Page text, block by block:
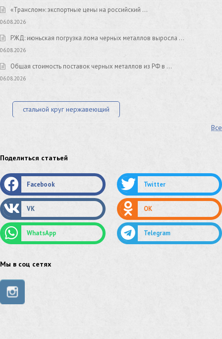
«Транслом»: экспортные цены на российский …
06.08.2026
РЖД: июньская погрузка лома черных металлов выросла …
06.08.2026
Общая стоимость поставок черных металлов из РФ в …
06.08.2026
стальной круг нержавеющий
труба оцинкованная труба нержавеющая
труба стальная сетка нержавеющая
сетка оцинкованная сетка стальная
сетка из нержавеющей стали
швеллер стальной
швеллер нержавеющий
Все
Поделиться статьей
Facebook Twitter
VK OK
WhatsApp Telegram
Мы в соц сетях